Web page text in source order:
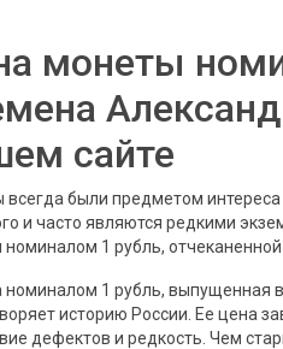
монеты
сайте
всегда были предметом
и часто являются редкими
1 рубль,
номиналом 1 рубль, выпущенная
историю России. Ее цена
дефектов и редкость. Чем